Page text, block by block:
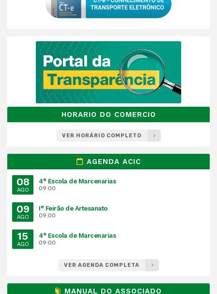
HORARIO DO COMERCIO
VER HORÁRIO COMPLETO
AGENDA ACIC
08
AGO
4° Escola de Marcenarias
09:00
09
AGO
I° Feirão de Artesanato
09:00
15
AGO
4° Escola de Marcenarias
09:00
VER AGENDA COMPLETA
MANUAL DO ASSOCIADO